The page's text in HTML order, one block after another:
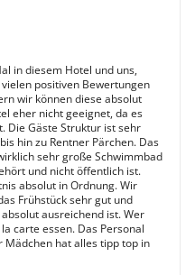
in diesem Hotel und uns,
positiven Bewertungen
wir können diese absolut
eher nicht geeignet, da es
Die Gäste Struktur ist sehr
hin zu Rentner Pärchen. Das
sehr große Schwimmbad
und nicht öffentlich ist.
absolut in Ordnung. Wir
Frühstück sehr gut und
ausreichend ist. Wer
carte essen. Das Personal
hat alles tipp top in